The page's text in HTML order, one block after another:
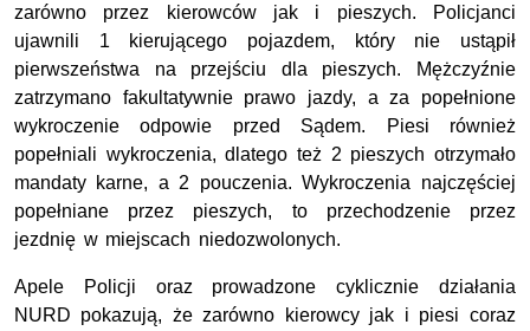
zarówno przez kierowców jak i pieszych. Policjanci
ujawnili 1 kierującego pojazdem, który nie ustąpił
pierwszeństwa na przejściu dla pieszych. Mężczyźnie
zatrzymano fakultatywnie prawo jazdy, a za popełnione
wykroczenie odpowie przed Sądem. Piesi również
popełniali wykroczenia, dlatego też 2 pieszych otrzymało
mandaty karne, a 2 pouczenia. Wykroczenia najczęściej
popełniane przez pieszych, to przechodzenie przez
jezdnię w miejscach niedozwolonych.
Apele Policji oraz prowadzone cyklicznie działania
NURD pokazują, że zarówno kierowcy jak i piesi coraz